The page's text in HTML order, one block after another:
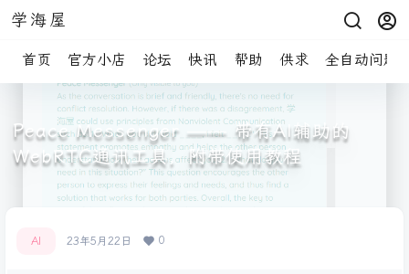
学海屋
首页 官方小店 论坛 快讯 帮助 供求 全自动问题
Peace Messenger —— 带有AI辅助的
WebRTC通讯工具，附带使用教程
AI 23年5月22日 0